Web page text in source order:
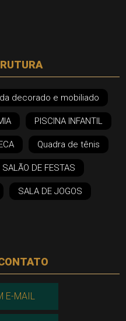
decorado e mobiliado
PISCINA INFANTIL
Quadra de tênis
SALÃO DE FESTAS
SALA DE JOGOS
E-MAIL